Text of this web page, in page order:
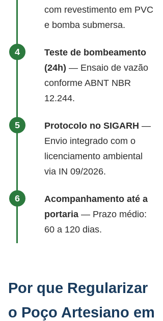
com revestimento em PVC
e bomba submersa.
Teste de bombeamento
(24h) — Ensaio de vazão
conforme ABNT NBR
12.244.
Protocolo no SIGARH —
Envio integrado com o
licenciamento ambiental
via IN 09/2026.
Acompanhamento até a
portaria — Prazo médio:
60 a 120 dias.
Por que Regularizar
o Poço Artesiano em